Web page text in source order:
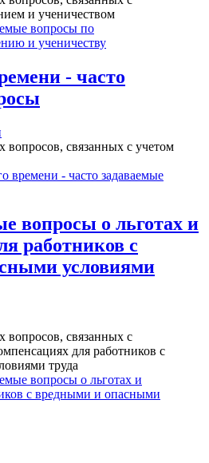
и ученичеством
вопросы по
и ученичеству
- часто
вопросов, связанных c учетом
времени - часто задаваемые
вопросы о льготах и
работников с
условиями
вопросов, связанных c
для работников с
труда
вопросы о льготах и
с вредными и опасными